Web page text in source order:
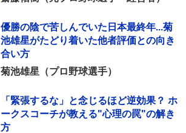
優勝の陰で苦しんでいた日本最終年...菊
池雄星がたどり着いた他者評価との向き
合い方
菊池雄星（プロ野球選手）
「緊張するな」と念じるほど逆効果？ ホ
ークスコーチが教える"心理の罠"の解き
方